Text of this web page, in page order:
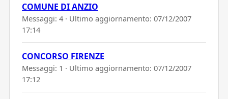
COMUNE DI ANZIO
Messaggi: 4 · Ultimo aggiornamento: 07/12/2007
17:14
CONCORSO FIRENZE
Messaggi: 1 · Ultimo aggiornamento: 07/12/2007
17:12